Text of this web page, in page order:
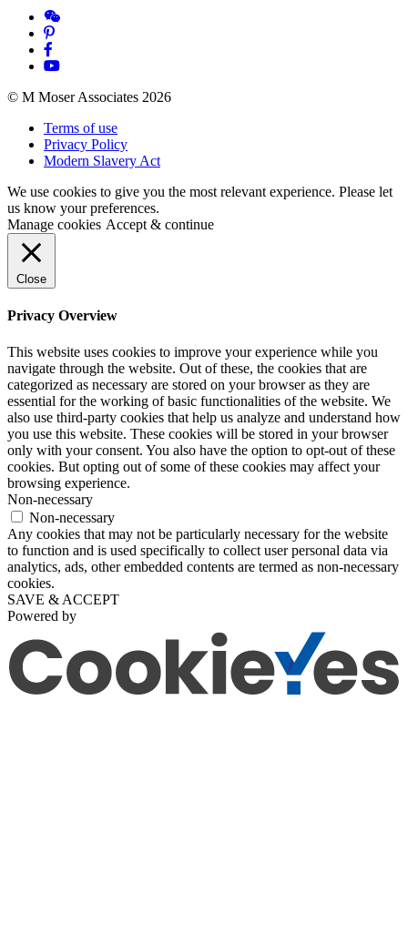
© M Moser Associates 2026
Terms of use
Privacy Policy
Modern Slavery Act
We use cookies to give you the most relevant experience. Please let
us know your preferences.
Manage cookies Accept & continue
Close
Privacy Overview
This website uses cookies to improve your experience while you
navigate through the website. Out of these, the cookies that are
categorized as necessary are stored on your browser as they are
essential for the working of basic functionalities of the website. We
also use third-party cookies that help us analyze and understand how
you use this website. These cookies will be stored in your browser
only with your consent. You also have the option to opt-out of these
cookies. But opting out of some of these cookies may affect your
browsing experience.
Non-necessary
Non-necessary
Any cookies that may not be particularly necessary for the website
to function and is used specifically to collect user personal data via
analytics, ads, other embedded contents are termed as non-necessary
cookies.
SAVE & ACCEPT
Powered by